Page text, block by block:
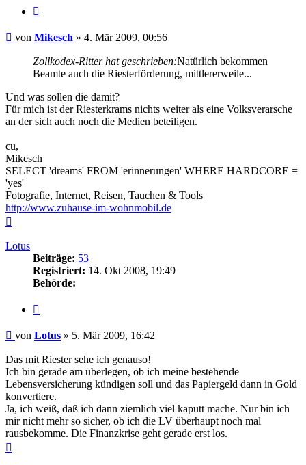
Beitrag
von Mikesch » 4. Mär 2009, 00:56
Zollkodex-Ritter hat geschrieben:Natürlich bekommen
Beamte auch die Riesterförderung, mittlererweile...
Und was sollen die damit?
Für mich ist der Riesterkrams nichts weiter als eine Volksverarsche
an der sich auch noch die Medien beteiligen.
cu,
Mikesch
SELECT 'dreams' FROM 'erinnerungen' WHERE HARDCORE =
'yes'
Fotografie, Internet, Reisen, Tauchen & Tools
http://www.zuhause-im-wohnmobil.de
Lotus
Beiträge: 53
Registriert: 14. Okt 2008, 19:49
Behörde:
Beitrag
von Lotus » 5. Mär 2009, 16:42
Das mit Riester sehe ich genauso!
Ich bin gerade am überlegen, ob ich meine bestehende
Lebensversicherung kündigen soll und das Papiergeld dann in Gold
konvertiere.
Ja, ich weiß, daß ich dann ziemlich viel kaputt mache. Nur bin ich
mir nicht mehr so sicher, ob ich die LV überhaupt noch mal
rausbekomme. Die Finanzkrise geht gerade erst los.